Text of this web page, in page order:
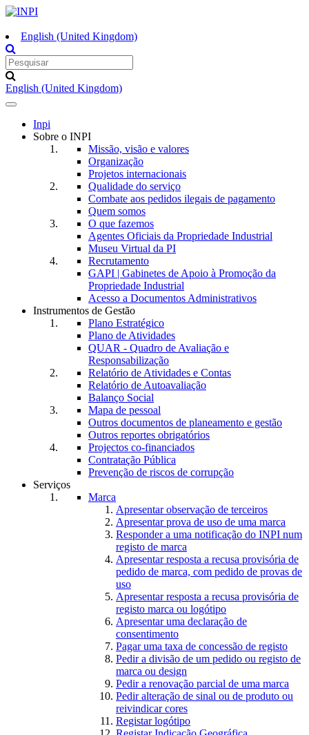
English (United Kingdom)
English (United Kingdom)
Toggle
navigation
Inpi
Sobre o INPI
Missão, visão e valores
Organização
Projetos internacionais
Qualidade do serviço
Combate aos pedidos ilegais de pagamento
Quem somos
O que fazemos
Agentes Oficiais da Propriedade Industrial
Museu Virtual da PI
Recrutamento
GAPI | Gabinetes de Apoio à Promoção da
Propriedade Industrial
Acesso a Documentos Administrativos
Instrumentos de Gestão
Plano Estratégico
Plano de Atividades
QUAR - Quadro de Avaliação e
Responsabilização
Relatório de Atividades e Contas
Relatório de Autoavaliação
Balanço Social
Mapa de pessoal
Outros documentos de planeamento e gestão
Outros reportes obrigatórios
Projectos co-financiados
Contratação Pública
Prevenção de riscos de corrupção
Serviços
Marca
Apresentar observação de terceiros
Apresentar prova de uso de uma marca
Responder a uma notificação do INPI num
registo de marca
Apresentar resposta a recusa provisória de
pedido de marca, com pedido de provas de
uso
Apresentar resposta a recusa provisória de
registo marca ou logótipo
Apresentar uma declaração de
consentimento
Pagar uma taxa de concessão de registo
Pedir a divisão de um pedido ou registo de
marca ou design
Pedir a renovação parcial de uma marca
Pedir alteração de sinal ou de produto ou
reivindicar cores
Registar logótipo